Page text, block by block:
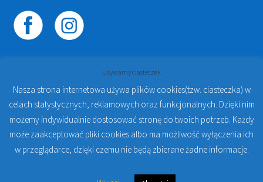
© 2023PROTO-FAN | Sklep Stomatologiczny Online i
Kursy Online Warszawa- Sklep stomatologiczny w
Warszawie | Jakub Zdybel Proto-Fan
Używamy ciasteczek
Nasza strona internetowa używa plików cookies(tzw. ciasteczka) w
celach statystycznych, reklamowych oraz funkcjonalnych. Dzięki nim
możemy indywidualnie dostosować stronę do twoich potrzeb. Każdy
może zaakceptować pliki cookies albo ma możliwość wyłączenia ich
w przeglądarce, dzięki czemu nie będą zbierane żadne informacje.